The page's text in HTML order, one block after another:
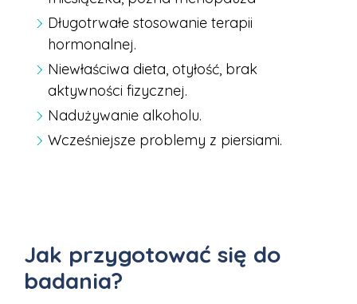
Długotrwałe stosowanie terapii
hormonalnej.
Niewłaściwa dieta, otyłość, brak
aktywności fizycznej.
Nadużywanie alkoholu.
Wcześniejsze problemy z piersiami.
Jak przygotować się do
badania?